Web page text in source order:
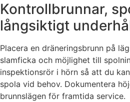
Kontrollbrunnar,
långsiktigt
Placera en dräneringsbrunn på
slamficka och möjlighet till
inspektionsrör i hörn så att du
spola vid behov. Dokumentera
brunnslägen för framtida service.